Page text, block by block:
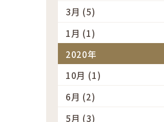
3月 (5)
1月 (1)
2020年
10月 (1)
6月 (2)
5月 (3)